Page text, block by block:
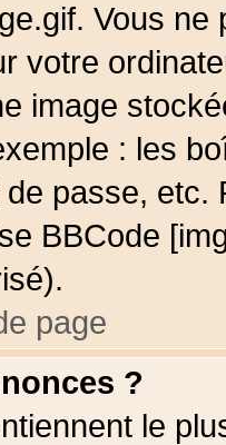
Vous
votre
image
: les
passe,
BBCode
page
?
le